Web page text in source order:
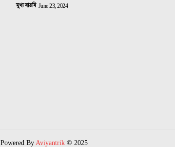
মুখ্য বাতৰি June 23, 2024
Powered By Aviyantrik © 2025